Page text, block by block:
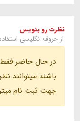
نظرت رو بنویس
از حروف انگلیسی
در حال حاضر فقط
باشند میتوانند
جهت ثبت نام